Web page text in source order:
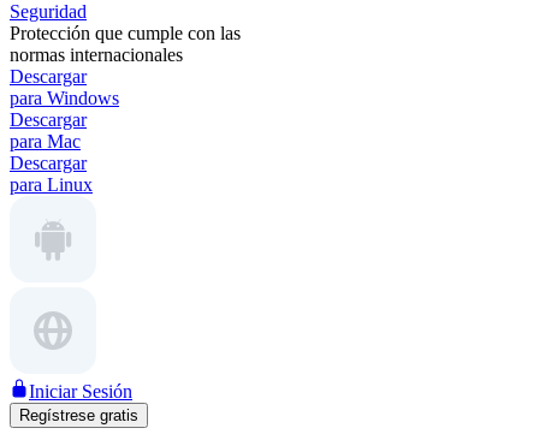
Seguridad
Protección que cumple con las
normas internacionales
Descargar
para Windows
Descargar
para Mac
Descargar
para Linux
Iniciar Sesión
Regístrese gratis